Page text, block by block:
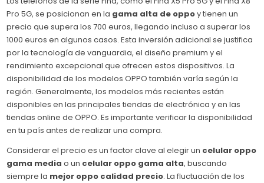
Pro 5G, se posicionan en la gama alta de oppoy tienen un
precio que supera los 700 euros, llegando incluso a superar los
1000 euros en algunos casos. Esta inversión adicional se justifica
por la tecnología de vanguardia, el diseño premium y el
rendimiento excepcional que ofrecen estos dispositivos. La
disponibilidad de los modelos OPPO también varía según la
región. Generalmente, los modelos más recientes están
disponibles en las principales tiendas de electrónica y en las
tiendas online de OPPO. Es importante verificar la disponibilidad
en tu país antes de realizar una compra.
Considerar el precio es un factor clave al elegir un celular oppo
gama media o un celular oppo gama alta, buscando
siempre la mejor oppo calidad precio. La fluctuación de los